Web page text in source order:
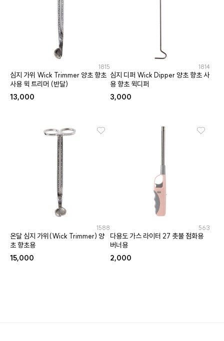
1815
심지 가위 Wick Trimmer 양초 향초
사용 윅 트리머 (반달)
13,000
1814
심지 디퍼 Wick Dipper 양초 향초 사
용 향초 윅디퍼
3,000
1588
온달 심지 가위(Wick Trimmer) 양
초 향초용
15,000
563
다용도 가스 라이터 27 촛불 점화용
버너용
2,000